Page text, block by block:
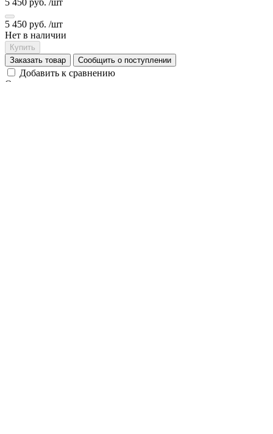
5 450 руб. /шт
Нет в наличии
Купить
Заказать товар
Сообщить о поступлении
Добавить к сравнению
Определяем...